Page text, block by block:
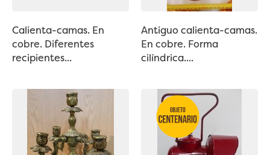
Calienta-camas. En
cobre. Diferentes
recipientes...
Antiguo calienta-camas.
En cobre. Forma
cilíndrica....